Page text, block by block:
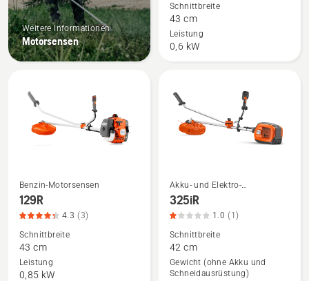
Weitere Informationen
Motorsensen
122R
inkl.
Trimmerkopf
4.2
Schnittbreite
43 cm
Leistung
0,6 kW
Mehr
Details
129R
anzeigen,
Produktbewertung
Benzin-Motorsensen
129R
4.3 (3)
Schnittbreite
43 cm
Leistung
0,85 kW
Mehr
Details
325iR
anzeigen,
Produktbewertung
Akku- und Elektro-
Motorsensen
325iR
1.0 (1)
Schnittbreite
42 cm
Gewicht (ohne Akku und
Schneidausrüstung)